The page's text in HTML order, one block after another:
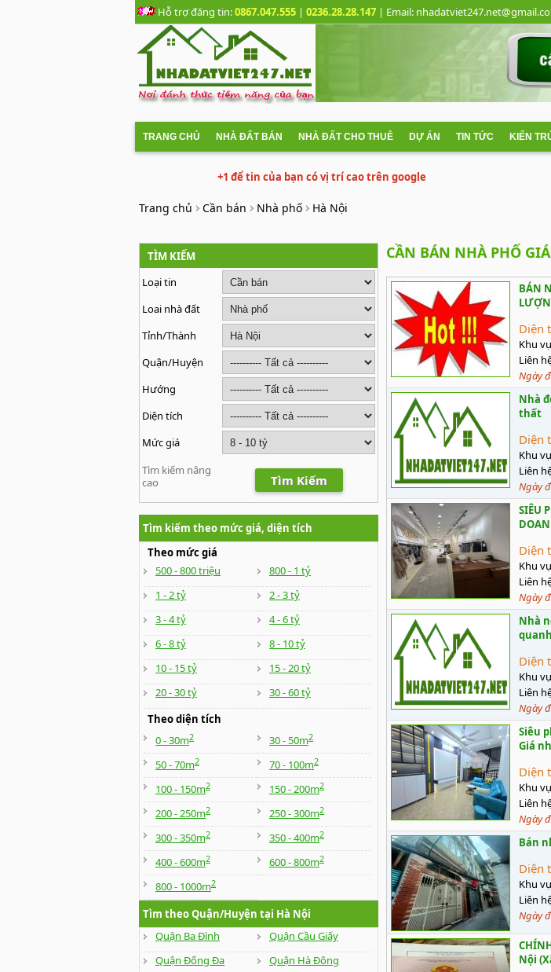
Hỗ trợ đăng tin:0867.047.555 | 0236.28.28.147 | Email:
TRANG CHỦ NHÀ ĐẤT BÁN NHÀ ĐẤT CHO THUÊ DỰ ÁN TIN TỨC KIẾN
+1 để tin của bạn có vị trí cao trên google
Trang chủ Cần bán Nhà phố Hà Nội
TÌM KIẾM
Loại tin
Loai nhà đất
Tỉnh/Thành
Quận/Huyện
Hướng
Diện tích
Mức giá
Tìm kiếm nâng
cao
Tìm Kiếm
Tìm kiếm theo mức giá, diện tích
Theo mức giá
500 - 800 triệu
800 - 1 tỷ
1 - 2 tỷ
2 - 3 tỷ
3 - 4 tỷ
4 - 6 tỷ
6 - 8 tỷ
8 - 10 tỷ
10 - 15 tỷ
15 - 20 tỷ
20 - 30 tỷ
30 - 60 tỷ
Theo diện tích
0 - 30m2 30 - 50m2
50 - 70m2 70 - 100m2
100 - 150m2 150 - 200m2
200 - 250m2 250 - 300m2
300 - 350m2 350 - 400m2
400 - 600m2 600 - 800m2
800 - 1000m2
Tìm theo Quận/Huyện tại Hà Nội
Quận Ba Đình
Quận Cầu Giấy
Quận Đống Đa
Quận Hà Đông
CẦN BÁN NHÀ PHỐ
BÁN
Diện
Khu
Liên
Ngày
Nhà
thất
Diện
Khu
Liên
Ngày
SIÊU
Diện
Khu
Liên
Ngày
Nhà
Diện
Khu
Liên
Ngày
Siêu
Giá
Diện
Khu
Liên
Ngày
Bán
Diện
Khu
Liên
Ngày
Nội